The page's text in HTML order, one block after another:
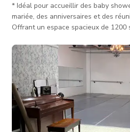
* Idéal pour accueillir des baby
mariée, des anniversaires et des
Offrant un espace spacieux de 1200
conçues avec une esthétique
tons terreux. Son plafond cathédrale
d'ouverture et de grandeur. * Situé commodément dans un
complexe de bureaux près de South
l'autoroute 55, SALA offre un emp